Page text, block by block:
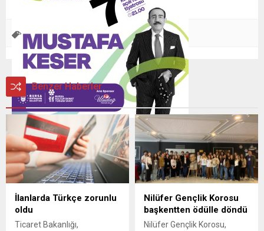
Aral,Bir ,kadın
Benzer Haberler
İlanlarda Türkçe zorunlu
oldu
Ticaret Bakanlığı,
Nilüfer Gençlik Korosu
başkentten ödülle döndü
Nilüfer Gençlik Korosu,